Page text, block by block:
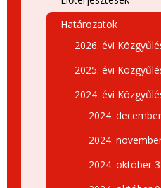
Határozatok
2026. évi
2025. évi
2024. évi
2024.
2024.
2024. október